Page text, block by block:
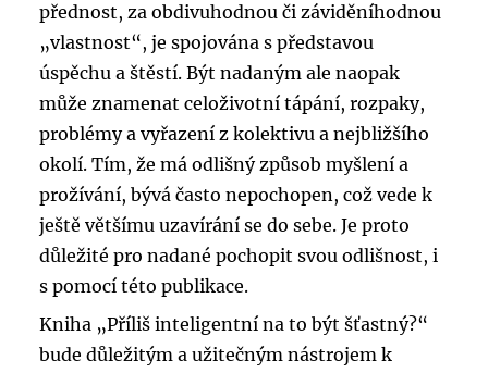
přednost, za obdivuhodnou či záviděníhodnou
„vlastnost“, je spojována s představou
úspěchu a štěstí. Být nadaným ale naopak
může znamenat celoživotní tápání, rozpaky,
problémy a vyřazení z kolektivu a nejbližšího
okolí. Tím, že má odlišný způsob myšlení a
prožívání, bývá často nepochopen, což vede k
ještě většímu uzavírání se do sebe. Je proto
důležité pro nadané pochopit svou odlišnost, i
s pomocí této publikace.
Kniha „Příliš inteligentní na to být šťastný?“
bude důležitým a užitečným nástrojem k